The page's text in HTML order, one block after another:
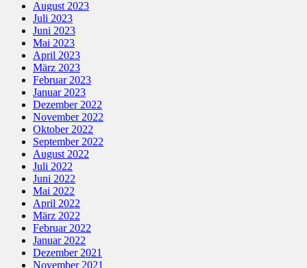
August 2023
Juli 2023
Juni 2023
Mai 2023
April 2023
März 2023
Februar 2023
Januar 2023
Dezember 2022
November 2022
Oktober 2022
September 2022
August 2022
Juli 2022
Juni 2022
Mai 2022
April 2022
März 2022
Februar 2022
Januar 2022
Dezember 2021
November 2021